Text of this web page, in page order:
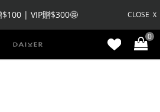
CLOSE Ｘ
$100 | VIP贈$300🤩
，私訊LINE客服註冊🧧
0